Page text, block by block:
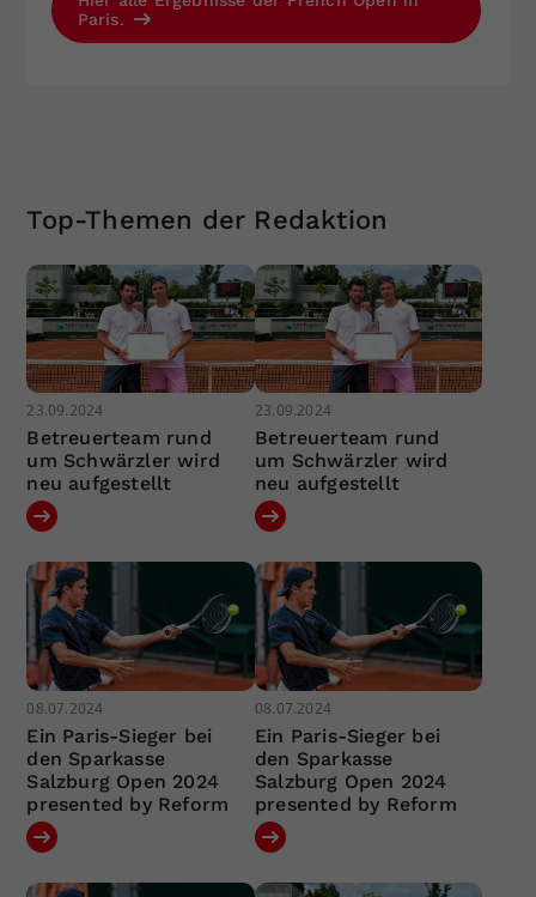
Paris.
Top-Themen der Redaktion
23.09.2024
Betreuerteam rund
um Schwärzler wird
neu aufgestellt
23.09.2024
Betreuerteam rund
um Schwärzler wird
neu aufgestellt
08.07.2024
Ein Paris-Sieger bei
den Sparkasse
Salzburg Open 2024
presented by Reform
08.07.2024
Ein Paris-Sieger bei
den Sparkasse
Salzburg Open 2024
presented by Reform